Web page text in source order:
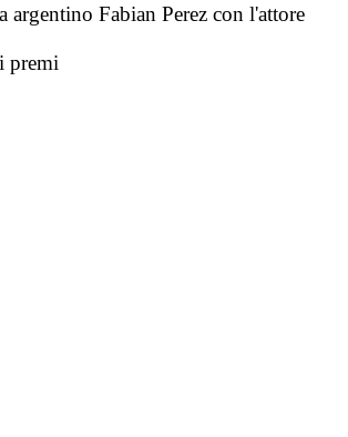
argentino Fabian Perez con l'attore
premi